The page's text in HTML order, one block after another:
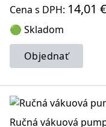
Cena s DPH: 14,01 €
🟢 Skladom
Objednať
Ručná vákuová